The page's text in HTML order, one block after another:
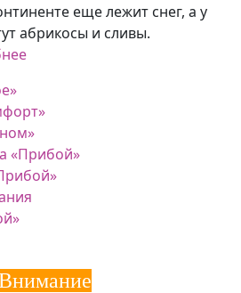
еще лежит снег, а у
абрикосы и сливы.
«Прибой»